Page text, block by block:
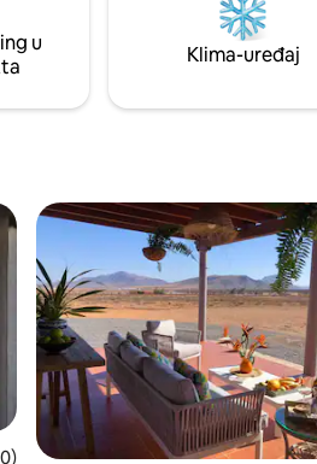
dio svemira, okruženi desecima
u
Klima-uređaj
ocjena: 4,8/5, recenzija: 10